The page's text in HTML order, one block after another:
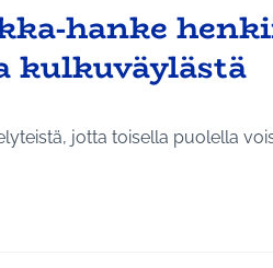
hanke
kulkuväylästä
jotta toisella puolella